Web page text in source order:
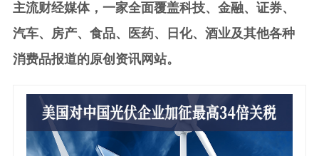
主流财经媒体，一家全面覆盖科技、金融、证券、
汽车、房产、食品、医药、日化、酒业及其他各种
消费品报道的原创资讯网站。